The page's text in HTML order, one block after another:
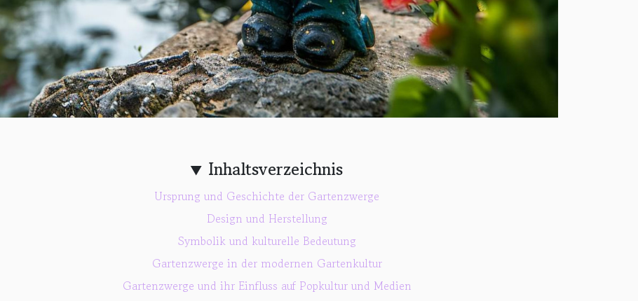
Inhaltsverzeichnis
Ursprung und Geschichte der Gartenzwerge
Design und Herstellung
Symbolik und kulturelle Bedeutung
Gartenzwerge in der modernen Gartenkultur
Gartenzwerge und ihr Einfluss auf Popkultur und Medien